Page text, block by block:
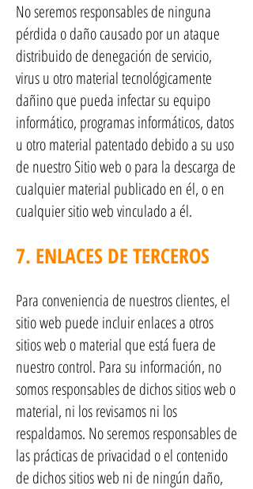
No seremos responsables de ninguna
pérdida o daño causado por un ataque
distribuido de denegación de servicio,
virus u otro material tecnológicamente
dañino que pueda infectar su equipo
informático, programas informáticos, datos
u otro material patentado debido a su uso
de nuestro Sitio web o para la descarga de
cualquier material publicado en él, o en
cualquier sitio web vinculado a él.
7. ENLACES DE TERCEROS
Para conveniencia de nuestros clientes, el
sitio web puede incluir enlaces a otros
sitios web o material que está fuera de
nuestro control. Para su información, no
somos responsables de dichos sitios web o
material, ni los revisamos ni los
respaldamos. No seremos responsables de
las prácticas de privacidad o el contenido
de dichos sitios web ni de ningún daño,